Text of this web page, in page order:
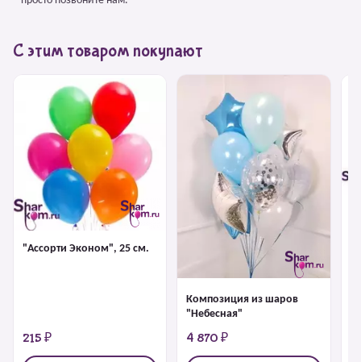
С этим товаром покупают
"Ассорти Эконом", 25 см.
215 ₽
Композиция из шаров
"Небесная"
4 870 ₽